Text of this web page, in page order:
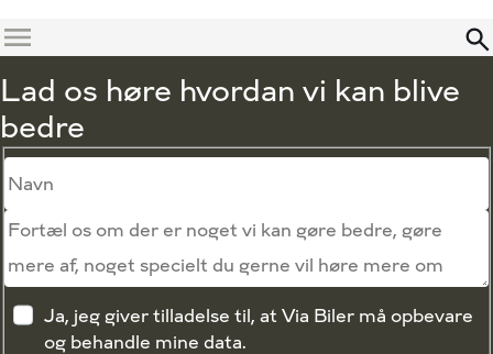
Menu
Lad os høre hvordan vi kan blive
bedre
Ja, jeg giver tilladelse til, at Via Biler må opbevare
og behandle mine data.